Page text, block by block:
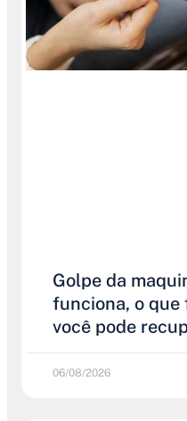
Golpe da
funciona, o que
você pode
06/08/2026